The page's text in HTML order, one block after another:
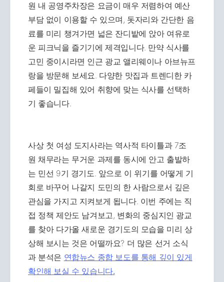
원 내 공영주차장은 요금이 매우 저렴하여 예산
부담 없이 이용할 수 있으며, 돗자리와 간단한 음
료를 미리 챙겨가면 넓은 잔디밭에 앉아 여유로
운 피크닉을 즐기기에 제격입니다. 만약 식사를
고민 중이시라면 인근 광교 앨리웨이나 아브뉴프
랑을 방문해 보세요. 다양한 맛집과 트렌디한 카
페들이 밀집해 있어 취향에 맞는 식사를 선택하
기 좋습니다.
사상 첫 여성 도지사라는 역사적 타이틀과 7조
원 채무라는 무거운 과제를 동시에 안고 출발하
는 민선 9기 경기도. 앞으로 이 위기를 어떻게 기
회로 바꾸어 나갈지 도민의 한 사람으로서 깊은
관심을 가지고 지켜보게 됩니다. 이번 주에는 직
접 정책 제안도 남겨보고, 변화의 중심지인 광교
를 찾아 다가올 새로운 경기도의 모습을 미리 상
상해 보시는 것은 어떨까요? 더 많은 선거 소식
과 분석은 연합뉴스 종합 보도를 통해 깊이 있게
확인해 보실 수 있습니다.